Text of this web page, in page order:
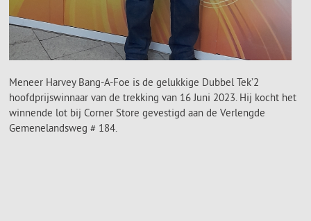
Meneer Harvey Bang-A-Foe is de gelukkige Dubbel Tek’2
hoofdprijswinnaar van de trekking van 16 Juni 2023. Hij kocht het
winnende lot bij Corner Store gevestigd aan de Verlengde
Gemenelandsweg # 184.